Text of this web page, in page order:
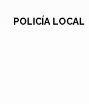
POLICÍA LOCAL